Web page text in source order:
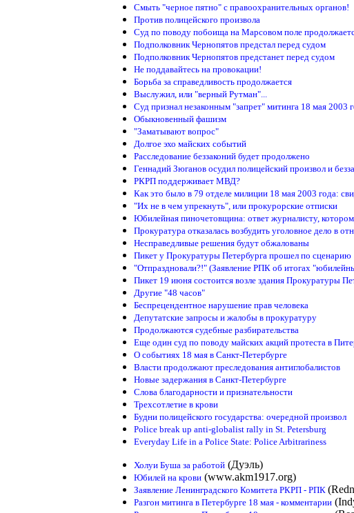
Смыть "черное пятно" с правоохранительных органов!
Против полицейского произвола
Суд по поводу побоища на Марсовом поле
Подполковник Чернопятов предстал перед судом
Подполковник Чернопятов предстанет перед судом
Не поддавайтесь на провокации!
Борьба за справедливость продолжается
Выслужил, или "верный Рутман"...
Суд признал незаконным "запрет" митинга 18 мая 2003
Обыкновенный фашизм
"Заматывают вопрос"
Долгое эхо майских событий
Расследование беззаконий будет продолжено
Геннадий Зюганов осудил полицейский произвол и
РКРП поддерживает МВД?
Как это было в 79 отделе милиции 18 мая 2003 года:
"Их не в чем упрекнуть", или прокурорские отписки
Юбилейная пиночетовщина: ответ журналисту,
Прокуратура отказалась возбудить уголовное дело
Несправедливые решения будут обжалованы
Пикет у Прокуратуры Петербурга прошел по сценарию
"Отпраздновали?!" (Заявление РПК об итогах
Пикет 19 июня состоится возле здания Прокуратуры
Другие "48 часов"
Беспрецендентное нарушение прав человека
Депутатские запросы и жалобы в прокуратуру
Продолжаются судебные разбирательства
Еще один суд по поводу майских акций протеста в
О событиях 18 мая в Санкт-Петербурге
Власти продолжают преследования антиглобалистов
Новые задержания в Санкт-Петербурге
Слова благодарности и признательности
Трехсотлетие в крови
Будни полицейского государства: очередной произвол
Police break up anti-globalist rally in St. Petersburg
Everyday Life in a Police State: Police Arbitrariness
Холуи Буша за работой (Дуэль)
Юбилей на крови (www.akm1917.org)
Заявление Ленинградского Комитета РКРП - РПК
Разгон митинга в Петербурге 18 мая - комментарии